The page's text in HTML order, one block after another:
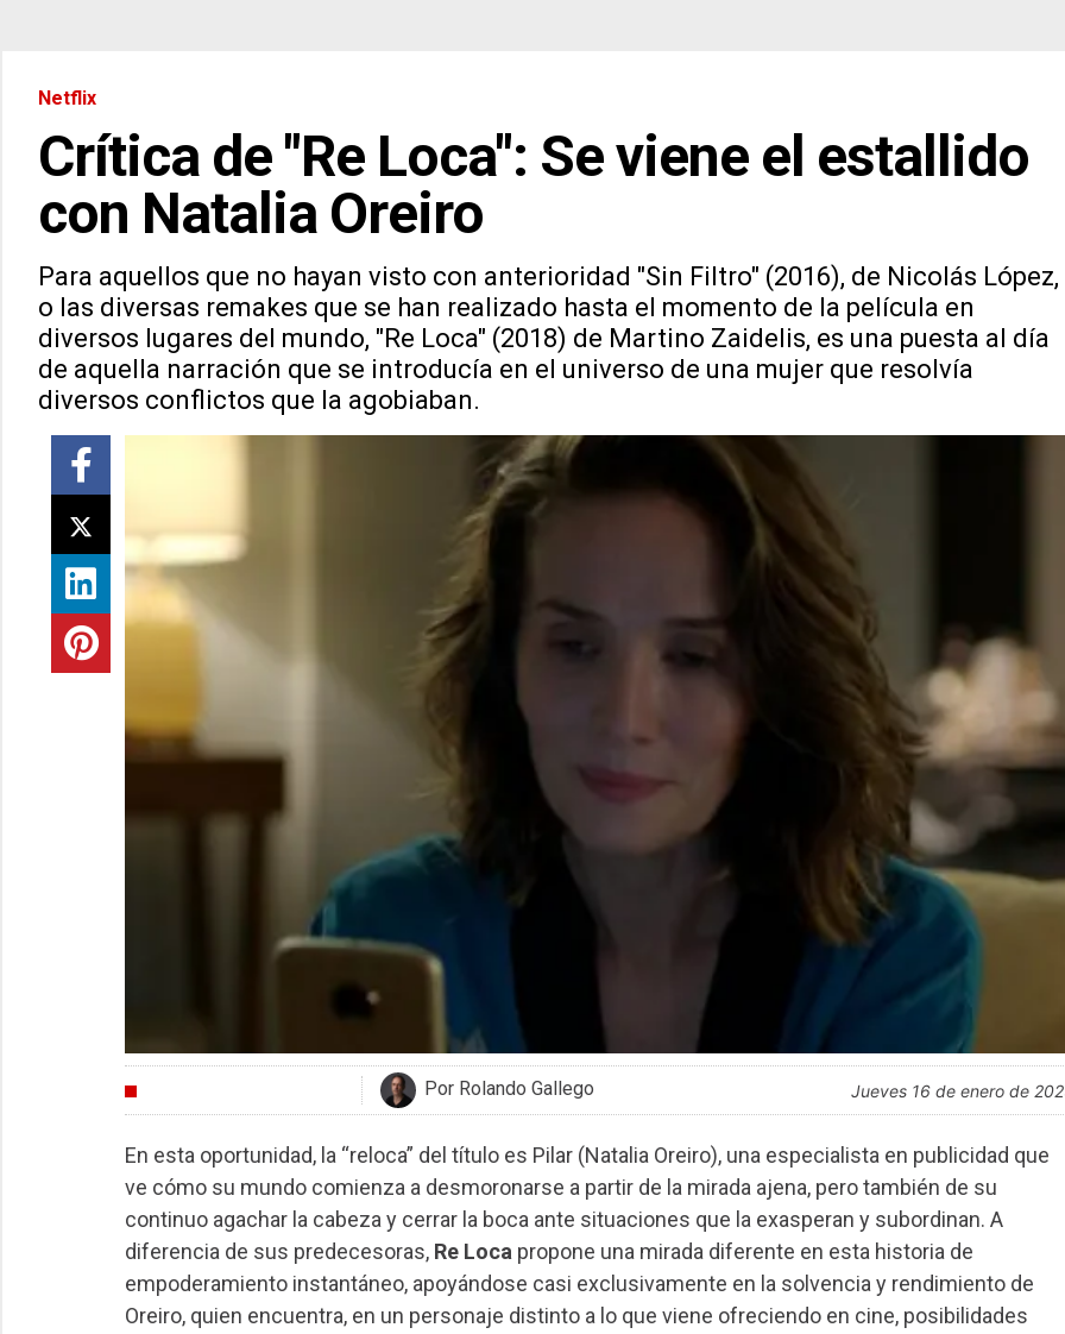
Netflix
Crítica de "Re Loca": Se viene el estallido
con Natalia Oreiro
Para aquellos que no hayan visto con anterioridad "Sin Filtro" (2016), de Nicolás López,
o las diversas remakes que se han realizado hasta el momento de la película en
diversos lugares del mundo, "Re Loca" (2018) de Martino Zaidelis, es una puesta al día
de aquella narración que se introducía en el universo de una mujer que resolvía
diversos conflictos que la agobiaban.
Por Rolando Gallego jueves 16 de enero de
En esta oportunidad, la “reloca” del título es Pilar (Natalia Oreiro), una especialista en publicidad que
ve cómo su mundo comienza a desmoronarse a partir de la mirada ajena, pero también de su
continuo agachar la cabeza y cerrar la boca ante situaciones que la exasperan y subordinan. A
diferencia de sus predecesoras, Re Loca propone una mirada diferente en esta historia de
empoderamiento instantáneo, apoyándose casi exclusivamente en la solvencia y rendimiento de
Oreiro, quien encuentra, en un personaje distinto a lo que viene ofreciendo en cine, posibilidades